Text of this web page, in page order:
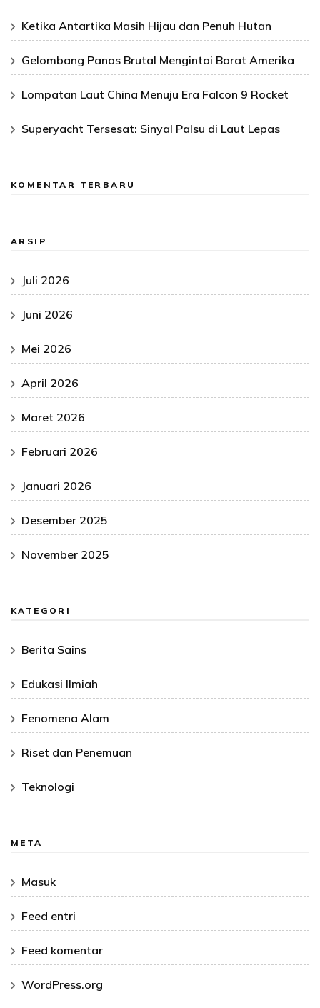
Ketika Antartika Masih Hijau dan Penuh Hutan
Gelombang Panas Brutal Mengintai Barat Amerika
Lompatan Laut China Menuju Era Falcon 9 Rocket
Superyacht Tersesat: Sinyal Palsu di Laut Lepas
KOMENTAR TERBARU
ARSIP
Juli 2026
Juni 2026
Mei 2026
April 2026
Maret 2026
Februari 2026
Januari 2026
Desember 2025
November 2025
KATEGORI
Berita Sains
Edukasi Ilmiah
Fenomena Alam
Riset dan Penemuan
Teknologi
META
Masuk
Feed entri
Feed komentar
WordPress.org